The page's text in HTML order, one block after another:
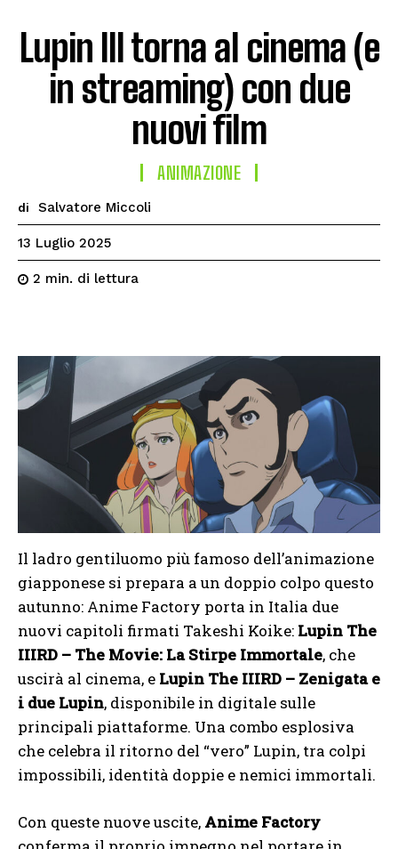
Lupin III torna al cinema (e
in streaming) con due
nuovi film
ANIMAZIONE
di Salvatore Miccoli
13 Luglio 2025
2 min. di lettura
Il ladro gentiluomo più famoso dell’animazione
giapponese si prepara a un doppio colpo questo
autunno: Anime Factory porta in Italia due
nuovi capitoli firmati Takeshi Koike: Lupin The
IIIRD – The Movie: La Stirpe Immortale, che
uscirà al cinema, e Lupin The IIIRD – Zenigata e
i due Lupin, disponibile in digitale sulle
principali piattaforme. Una combo esplosiva
che celebra il ritorno del “vero” Lupin, tra colpi
impossibili, identità doppie e nemici immortali.
Con queste nuove uscite, Anime Factory